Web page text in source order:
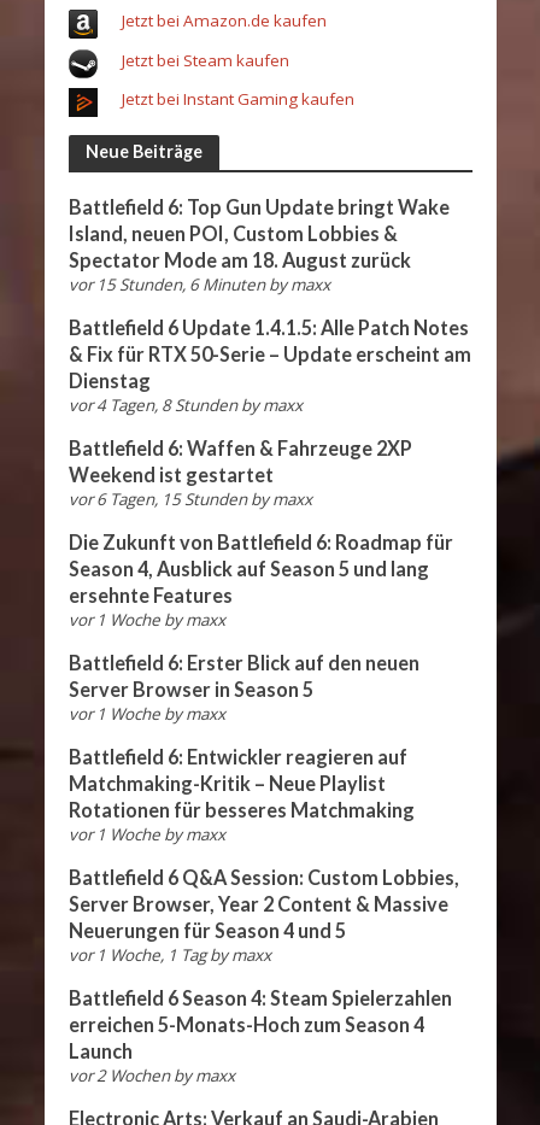
Jetzt bei Amazon.de kaufen
Jetzt bei Steam kaufen
Jetzt bei Instant Gaming kaufen
Neue Beiträge
Battlefield 6: Top Gun Update bringt Wake
Island, neuen POI, Custom Lobbies &
Spectator Mode am 18. August zurück
vor 15 Stunden, 6 Minuten bymaxx
Battlefield 6 Update 1.4.1.5: Alle Patch Notes
& Fix für RTX 50-Serie – Update erscheint am
Dienstag
vor 4 Tagen, 8 Stunden bymaxx
Battlefield 6: Waffen & Fahrzeuge 2XP
Weekend ist gestartet
vor 6 Tagen, 15 Stunden bymaxx
Die Zukunft von Battlefield 6: Roadmap für
Season 4, Ausblick auf Season 5 und lang
ersehnte Features
vor 1 Woche bymaxx
Battlefield 6: Erster Blick auf den neuen
Server Browser in Season 5
vor 1 Woche bymaxx
Battlefield 6: Entwickler reagieren auf
Matchmaking-Kritik – Neue Playlist
Rotationen für besseres Matchmaking
vor 1 Woche bymaxx
Battlefield 6 Q&A Session: Custom Lobbies,
Server Browser, Year 2 Content & Massive
Neuerungen für Season 4 und 5
vor 1 Woche, 1 Tag bymaxx
Battlefield 6 Season 4: Steam Spielerzahlen
erreichen 5-Monats-Hoch zum Season 4
Launch
vor 2 Wochen bymaxx
Electronic Arts: Verkauf an Saudi-Arabien